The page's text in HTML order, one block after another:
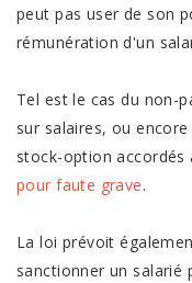
peut pas user de son
rémunération d'un
Tel est le cas du non-
sur salaires, ou
stock-option
pour faute grave.
La loi prévoit
sanctionner un salarié